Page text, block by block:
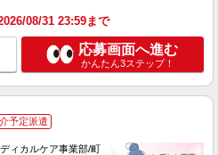
08/31 23:59まで
応募画面へ進む
かんたん3ステップ！
予定派遣
ィカルケア事業部/町